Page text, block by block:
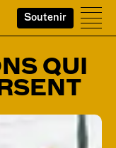
Soutenir
QUI